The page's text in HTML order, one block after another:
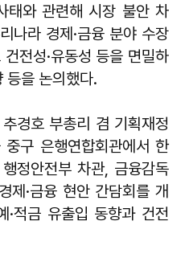
태와 관련해 시장 불안 차
나라 경제·금융 분야 수장
전성·유동성 등을 면밀하
등을 논의했다.
경호 부총리 겸 기획재정
구 은행연합회관에서 한
정안전부 차관, 금융감독
제·금융 현안 간담회를 개
·적금 유출입 동향과 건전